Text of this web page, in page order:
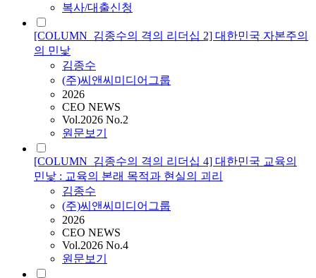
복사/대출신청
[COLUMN_김종수의 격의 리더십 2] 대한민국 자본주의
의 민낯
김종수
(주)씨앤씨미디어그룹
2026
CEO NEWS
Vol.2026 No.2
원문보기
[COLUMN_김종수의 격의 리더십 4] 대한민국 교육의
민낯 : 교육의 본래 목적과 현실의 괴리
김종수
(주)씨앤씨미디어그룹
2026
CEO NEWS
Vol.2026 No.4
원문보기